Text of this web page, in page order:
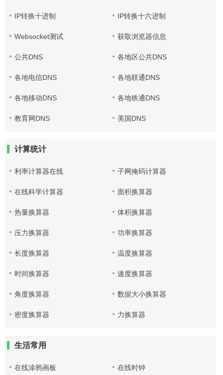
IP转换十进制 IP转换十六进制
Websocket测试 获取浏览器信息
公共DNS 各地区公共DNS
各地电信DNS 各地联通DNS
各地移动DNS 各地铁通DNS
教育网DNS 美国DNS
计算统计
利率计算器在线 子网掩码计算器
在线科学计算器 面积换算器
热量换算器 体积换算器
压力换算器 功率换算器
长度换算器 温度换算器
时间换算器 速度换算器
角度换算器 数据大小换算器
密度换算器 力换算器
生活常用
在线涂鸦画板 在线时钟